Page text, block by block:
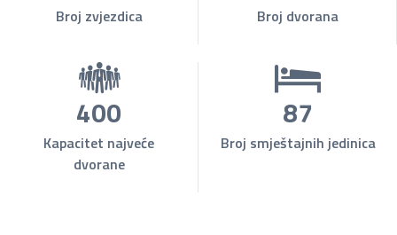
Broj zvjezdica Broj dvorana
400
Kapacitet najveće
dvorane
87
Broj smještajnih jedinica